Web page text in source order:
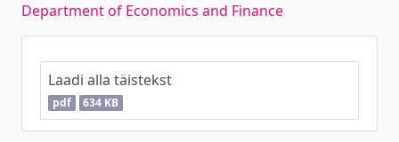
Department of Economics and Finance
Laadi alla täistekst
pdf 634 KB